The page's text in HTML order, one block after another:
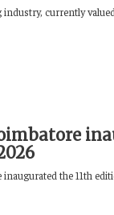
currently
the 11th